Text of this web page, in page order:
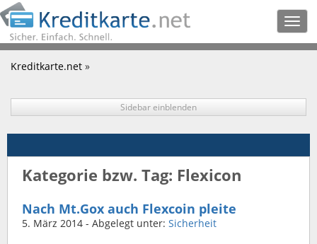
Kreditkarte.net »
Sidebar einblenden
Kategorie bzw. Tag: Flexicon
Nach Mt.Gox auch Flexcoin pleite
5. März 2014 - Abgelegt unter: Sicherheit